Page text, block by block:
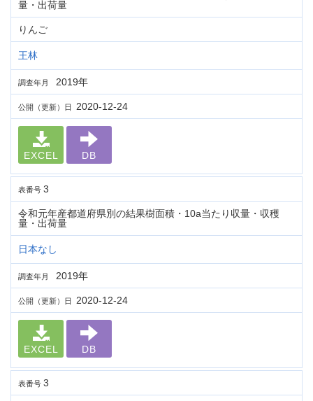
量・出荷量
りんご
王林
調査年月 2019年
公開（更新）日 2020-12-24
EXCEL DB
表番号 3
令和元年産都道府県別の結果樹面積・10a当たり収量・収穫
量・出荷量
日本なし
調査年月 2019年
公開（更新）日 2020-12-24
EXCEL DB
表番号 3